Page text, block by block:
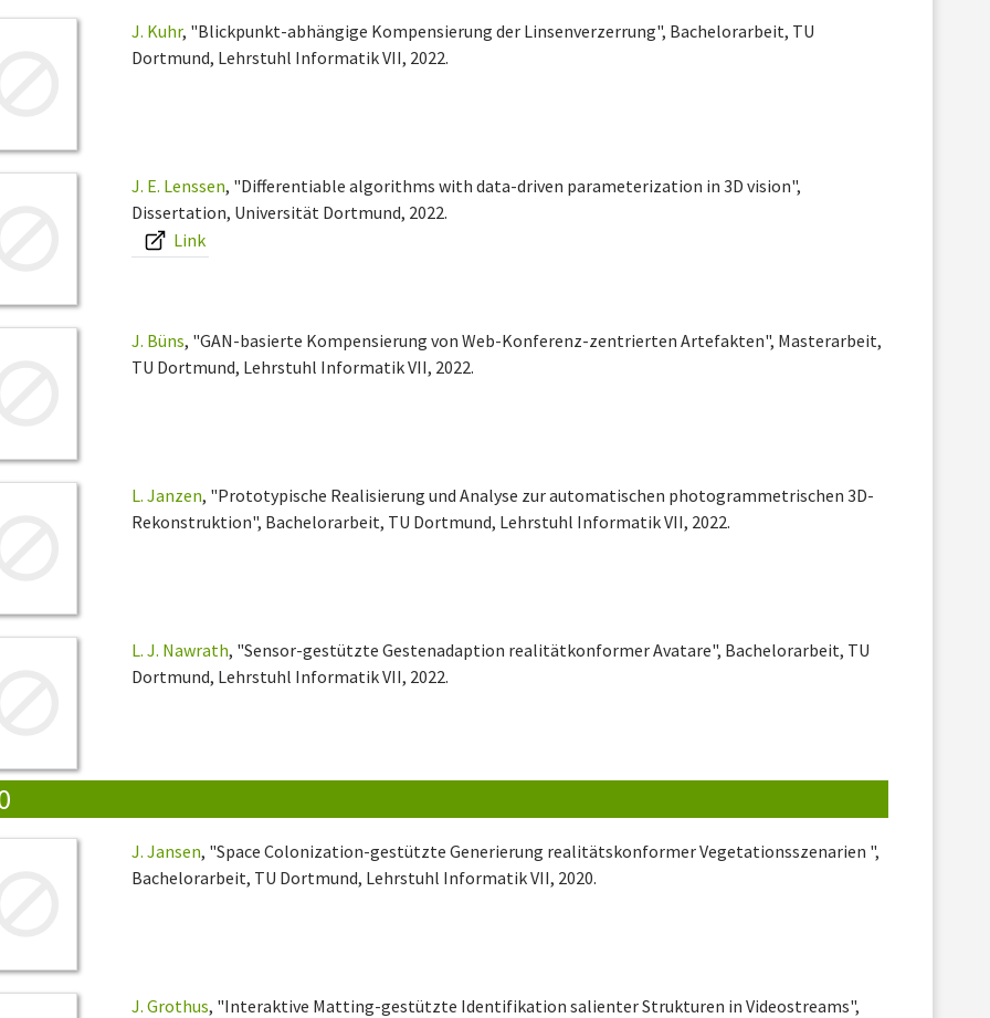
J. Kuhr, "Blickpunkt-abhängige Kompensierung der Linsenverzerrung", Bachelorarbeit, TU
Dortmund, Lehrstuhl Informatik VII, 2022.
J. E. Lenssen, "Differentiable algorithms with data-driven parameterization in 3D vision",
Dissertation, Universität Dortmund, 2022.
Link
J. Büns, "GAN-basierte Kompensierung von Web-Konferenz-zentrierten Artefakten", Masterarbeit,
TU Dortmund, Lehrstuhl Informatik VII, 2022.
L. Janzen, "Prototypische Realisierung und Analyse zur automatischen photogrammetrischen 3D-
Rekonstruktion", Bachelorarbeit, TU Dortmund, Lehrstuhl Informatik VII, 2022.
L. J. Nawrath, "Sensor-gestützte Gestenadaption realitätkonformer Avatare", Bachelorarbeit, TU
Dortmund, Lehrstuhl Informatik VII, 2022.
J. Jansen, "Space Colonization-gestützte Generierung realitätskonformer Vegetationsszenarien ",
Bachelorarbeit, TU Dortmund, Lehrstuhl Informatik VII, 2020.
J. Grothus, "Interaktive Matting-gestützte Identifikation salienter Strukturen in Videostreams",